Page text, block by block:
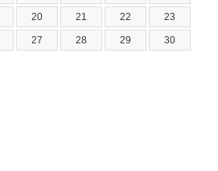
20 21 22 23
27 28 29 30